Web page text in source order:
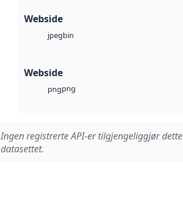
Webside
jpegbin
Webside
pngpng
Ingen registrerte API-er tilgjengeliggjør dette
datasettet.